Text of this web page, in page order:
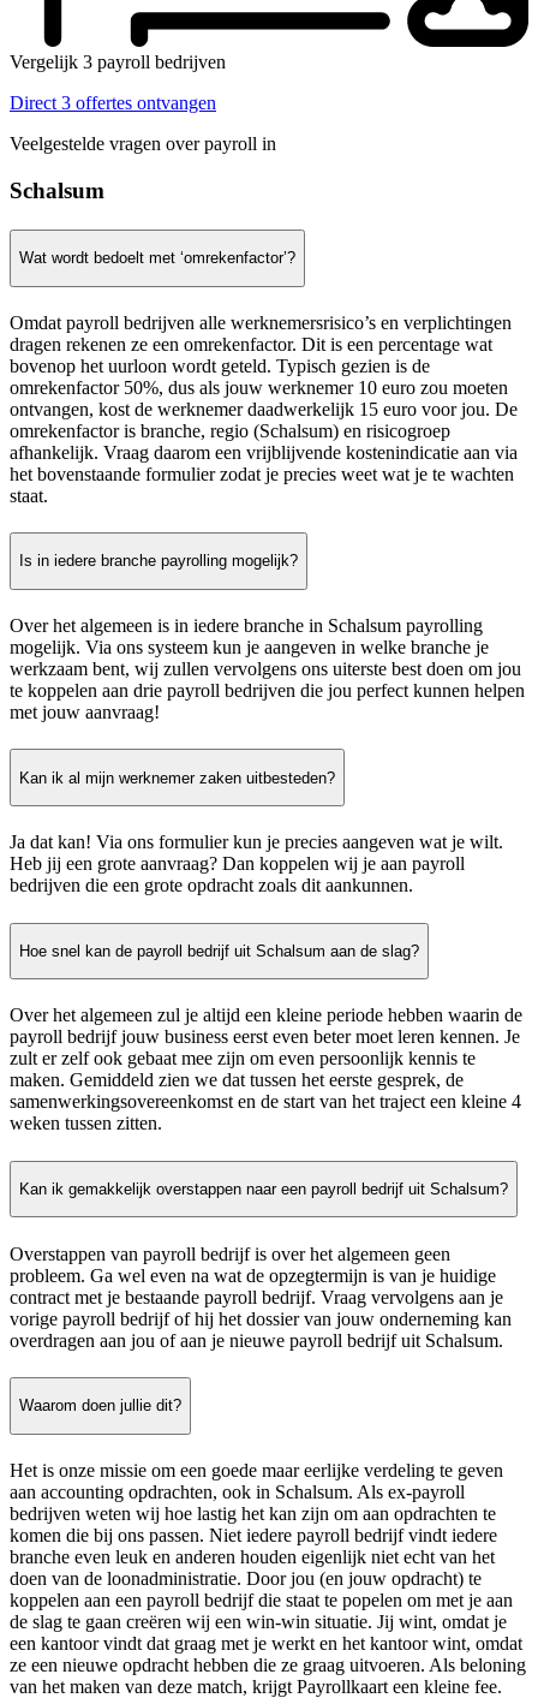
Vergelijk 3 payroll bedrijven
Direct 3 offertes ontvangen
Veelgestelde vragen over payroll in
Schalsum
Wat wordt bedoelt met ‘omrekenfactor’?
Omdat payroll bedrijven alle werknemersrisico’s en verplichtingen
dragen rekenen ze een omrekenfactor. Dit is een percentage wat
bovenop het uurloon wordt geteld. Typisch gezien is de
omrekenfactor 50%, dus als jouw werknemer 10 euro zou moeten
ontvangen, kost de werknemer daadwerkelijk 15 euro voor jou. De
omrekenfactor is branche, regio (Schalsum) en risicogroep
afhankelijk. Vraag daarom een vrijblijvende kostenindicatie aan via
het bovenstaande formulier zodat je precies weet wat je te wachten
staat.
Is in iedere branche payrolling mogelijk?
Over het algemeen is in iedere branche in Schalsum payrolling
mogelijk. Via ons systeem kun je aangeven in welke branche je
werkzaam bent, wij zullen vervolgens ons uiterste best doen om jou
te koppelen aan drie payroll bedrijven die jou perfect kunnen helpen
met jouw aanvraag!
Kan ik al mijn werknemer zaken uitbesteden?
Ja dat kan! Via ons formulier kun je precies aangeven wat je wilt.
Heb jij een grote aanvraag? Dan koppelen wij je aan payroll
bedrijven die een grote opdracht zoals dit aankunnen.
Hoe snel kan de payroll bedrijf uit Schalsum aan de slag?
Over het algemeen zul je altijd een kleine periode hebben waarin de
payroll bedrijf jouw business eerst even beter moet leren kennen. Je
zult er zelf ook gebaat mee zijn om even persoonlijk kennis te
maken. Gemiddeld zien we dat tussen het eerste gesprek, de
samenwerkingsovereenkomst en de start van het traject een kleine 4
weken tussen zitten.
Kan ik gemakkelijk overstappen naar een payroll bedrijf uit Schalsum?
Overstappen van payroll bedrijf is over het algemeen geen
probleem. Ga wel even na wat de opzegtermijn is van je huidige
contract met je bestaande payroll bedrijf. Vraag vervolgens aan je
vorige payroll bedrijf of hij het dossier van jouw onderneming kan
overdragen aan jou of aan je nieuwe payroll bedrijf uit Schalsum.
Waarom doen jullie dit?
Het is onze missie om een goede maar eerlijke verdeling te geven
aan accounting opdrachten, ook in Schalsum. Als ex-payroll
bedrijven weten wij hoe lastig het kan zijn om aan opdrachten te
komen die bij ons passen. Niet iedere payroll bedrijf vindt iedere
branche even leuk en anderen houden eigenlijk niet echt van het
doen van de loonadministratie. Door jou (en jouw opdracht) te
koppelen aan een payroll bedrijf die staat te popelen om met je aan
de slag te gaan creëren wij een win-win situatie. Jij wint, omdat je
een kantoor vindt dat graag met je werkt en het kantoor wint, omdat
ze een nieuwe opdracht hebben die ze graag uitvoeren. Als beloning
van het maken van deze match, krijgt Payrollkaart een kleine fee.